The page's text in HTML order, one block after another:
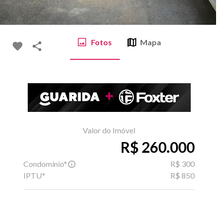
Fotos Mapa
Valor do Imóvel
R$ 260.000
Condomínio*
R$ 300
IPTU*
R$ 850